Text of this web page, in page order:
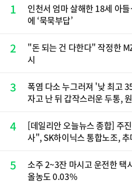
1
인천서 엄마 살해한 18세 아
에 ‘묵묵부답’
2
"돈 되는 건 다한다" 작정한
시
3
폭염 다소 누그러져 '낮 최고
자고 난 뒤 갑작스러운 두통,
4
[데일리안 오늘뉴스 종합] 주
사", SK하이닉스 통합노조,
5
소주 2~3잔 마시고 운전한
올농도 0.03%